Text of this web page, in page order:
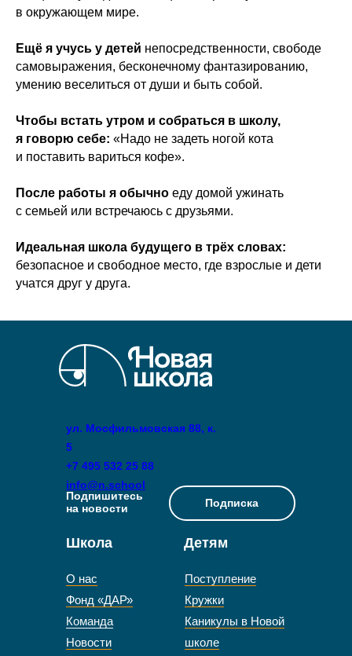
в окружающем мире.
Ещё я учусь у детей непосредственности, свободе
самовыражения, бесконечному фантазированию,
умению веселиться от души и быть собой.
Чтобы встать утром и собраться в школу,
я говорю себе: «Надо не задеть ногой кота
и поставить вариться кофе».
После работы я обычно еду домой ужинать
с семьей или встречаюсь с друзьями.
Идеальная школа будущего в трёх словах:
безопасное и свободное место, где взрослые и дети
учатся друг у друга.
Школа Детям
О нас
Фонд «ДАР»
Команда
Новости
Поступление
Кружки
Каникулы в Новой
школе
Подписка
Подпишитесь
на новости
ул. Мосфильмовская 88, к.
5
+7 495 532 25 88
info@n.school